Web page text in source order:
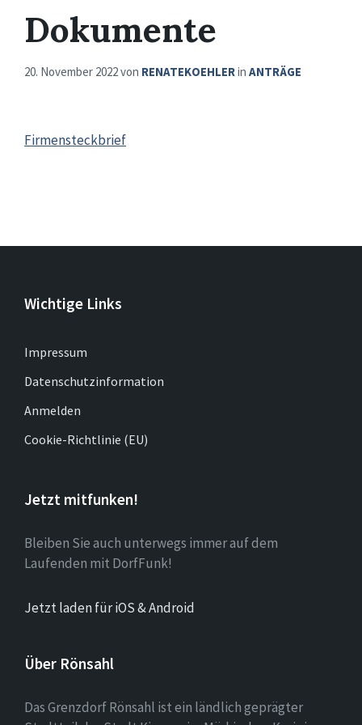
Dokumente
20. November 2022von RENATEKOEHLERin ANTRÄGE
Firmensteckbrief
Wichtige Links
Impressum
Datenschutzinformation
Anmelden
Cookie-Richtlinie (EU)
Jetzt mitfunken!
Bleiben Sie auch unterwegs immer auf dem
Laufenden mit DorfFunk!
Jetzt laden für iOS & Android
Über Rönsahl
Das Grenzdorf Rönsahl ist ein ländlich geprägter